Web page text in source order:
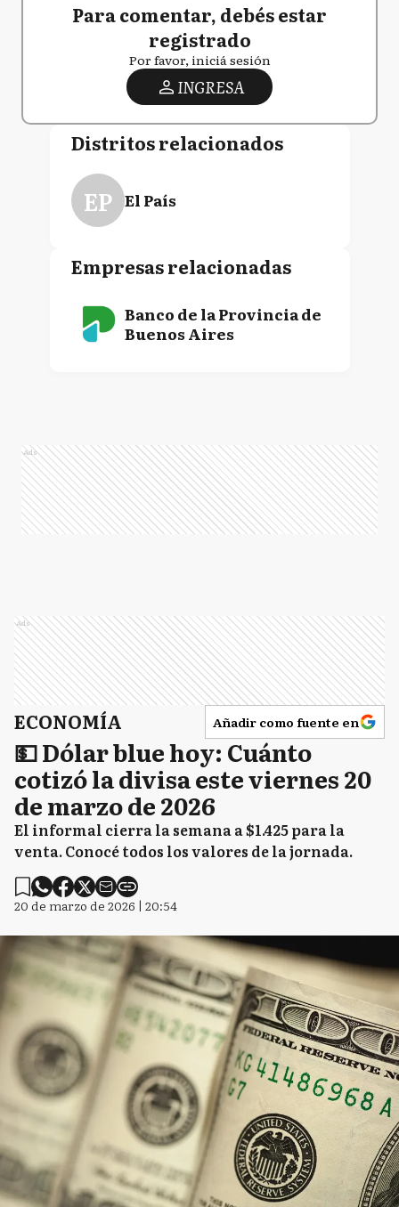
Para comentar, debés estar
registrado
Por favor, iniciá sesión
INGRESA
Distritos relacionados
EP El País
Empresas relacionadas
Banco de la Provincia de
Buenos Aires
Ads
Ads
ECONOMÍA Añadir como fuente en
💵 Dólar blue hoy: Cuánto
cotizó la divisa este viernes 20
de marzo de 2026
El informal cierra la semana a $1.425 para la
venta. Conocé todos los valores de la jornada.
20 de marzo de 2026 | 20:54